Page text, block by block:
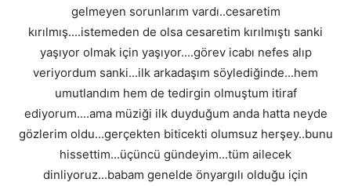
gelmeyen sorunlarım vardı..cesaretim
kırılmış....istemeden de olsa cesaretim kırılmıştı sanki
yaşıyor olmak için yaşıyor....görev icabı nefes alıp
veriyordum sanki...ilk arkadaşım söylediğinde...hem
umutlandım hem de tedirgin olmuştum itiraf
ediyorum....ama müziği ilk duyduğum anda hatta neyde
gözlerim oldu...gerçekten biticekti olumsuz herşey..bunu
hissettim...üçüncü gündeyim...tüm ailecek
dinliyoruz...babam genelde önyargılı olduğu için